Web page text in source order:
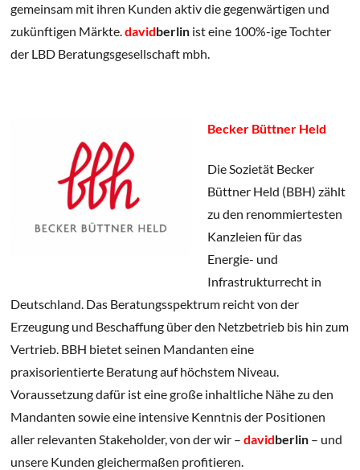
gemeinsam mit ihren Kunden aktiv die gegenwärtigen und
zukünftigen Märkte.davidberlin ist eine 100%-ige Tochter
der LBD Beratungsgesellschaft mbh.
Becker Büttner Held
Die Sozietät Becker
Büttner Held (BBH) zählt
zu den renommiertesten
Kanzleien für das
Energie- und
Infrastrukturrecht in
Deutschland. Das Beratungsspektrum reicht von der
Erzeugung und Beschaffung über den Netzbetrieb bis hin zum
Vertrieb. BBH bietet seinen Mandanten eine
praxisorientierte Beratung auf höchstem Niveau.
Voraussetzung dafür ist eine große inhaltliche Nähe zu den
Mandanten sowie eine intensive Kenntnis der Positionen
aller relevanten Stakeholder, von der wir –davidberlin – und
unsere Kunden gleichermaßen profitieren.